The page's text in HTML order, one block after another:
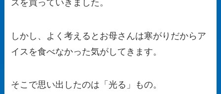
スを買っていきました。
しかし、よく考えるとお母さんは寒がりだからア
イスを食べなかった気がしてきます。
そこで思い出したのは「光る」もの。